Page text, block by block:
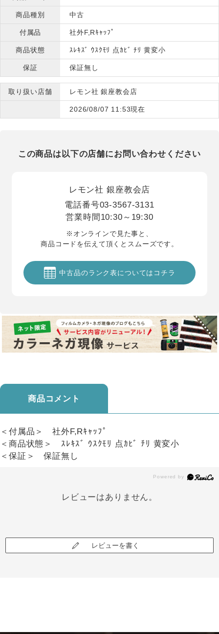
商品種別 中古
付属品 社外F,Rｷｬｯﾌﾟ
商品状態 ｽﾚｷｽﾞ ｳｽｸﾓﾘ 点ｶﾋﾞ ﾁﾘ 黄変小
保証 保証無し
取り扱い店舗 レモン社 銀座教会店
2026/08/07 11:53現在
この商品は以下の店舗にお問い合わせください
レモン社 銀座教会店
電話番号03-3567-3131
営業時間 10:30～19:30
※オンラインで見た事と、
商品コードを伝えて頂くとスムーズです。
中古品のランク表についてはコチラ
商品コメント
＜付属品＞ 社外F,Rｷｬｯﾌﾟ
＜商品状態＞ ｽﾚｷｽﾞ ｳｽｸﾓﾘ 点ｶﾋﾞ ﾁﾘ 黄変小
＜保証＞ 保証無し
レビューはありません。
レビューを書く